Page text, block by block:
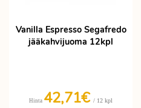
Vanilla Espresso Segafredo
jääkahvijuoma 12kpl
Hinta 42,71€ / 12 kpl